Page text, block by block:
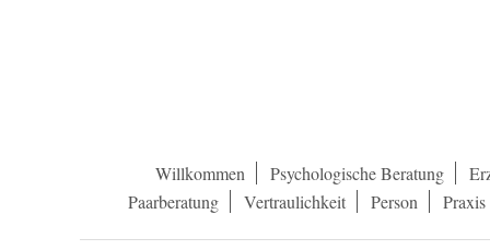
Willkommen Psychologische Beratung
Paarberatung
Vertraulichkeit Person Praxis